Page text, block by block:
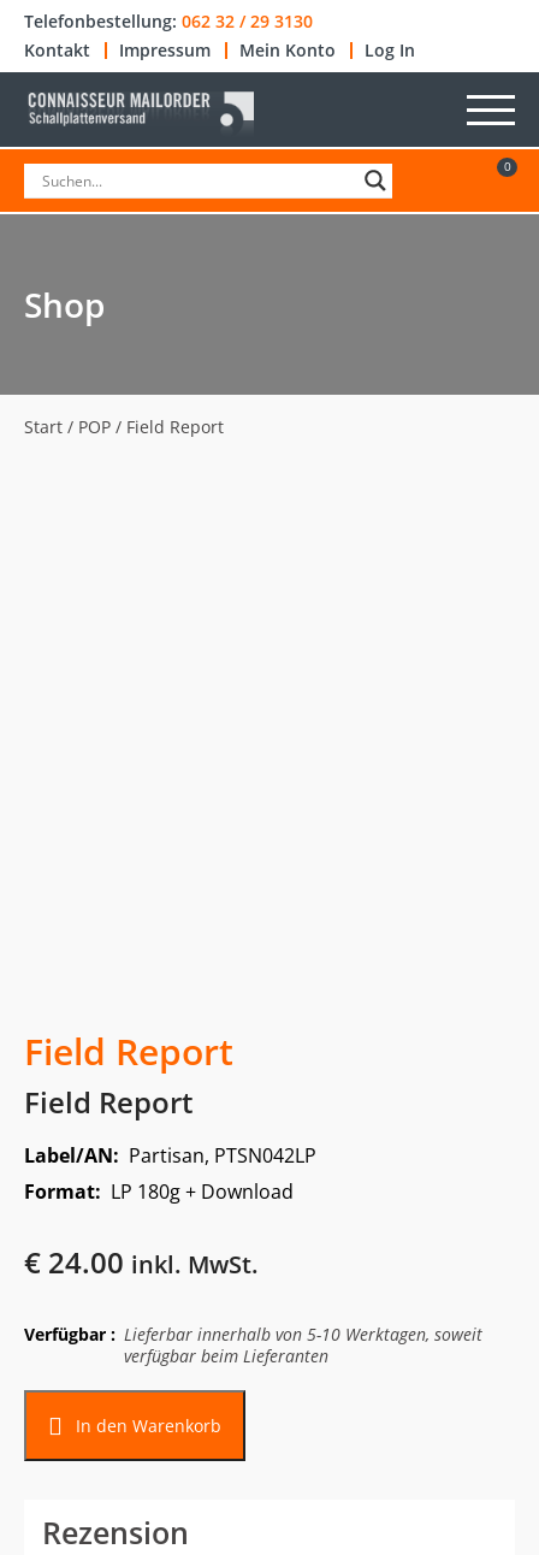
Telefonbestellung: 062 32 / 29 3130
Kontakt
Impressum Mein Konto Log In
0
Shop
Start / POP / Field Report
Field Report
Field Report
Label/AN: Partisan, PTSN042LP
Format: LP 180g + Download
€ 24.00 inkl. MwSt.
Verfügbar : Lieferbar innerhalb von 5-10 Werktagen, soweit
verfügbar beim Lieferanten
In den Warenkorb
Rezension